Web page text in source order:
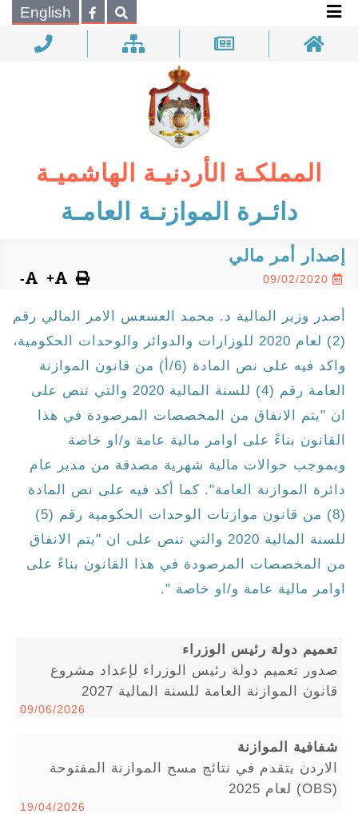
بحـث English
المملكـة الأردنيـة الهاشميـة
دائـرة الموازنـة العامـة
إصدار أمر مالي
09/02/2020
+
-
أصدر وزير المالية د. محمد العسعس الامر المالي رقم
(2) لعام 2020 للوزارات والدوائر والوحدات الحكومية،
واكد فيه على نص المادة (6/أ) من قانون الموازنة
العامة رقم (4) للسنة المالية 2020 والتي تنص على
ان "يتم الانفاق من المخصصات المرصودة في هذا
القانون بناءً على اوامر مالية عامة و/او خاصة
وبموجب حوالات مالية شهرية مصدقة من مدير عام
دائرة الموازنة العامة". كما أكد فيه على نص المادة
(8) من قانون موازنات الوحدات الحكومية رقم (5)
للسنة المالية 2020 والتي تنص على ان "يتم الانفاق
من المخصصات المرصودة في هذا القانون بناءً على
اوامر مالية عامة و/او خاصة ".
تعميم دولة رئيس الوزراء
صدور تعميم دولة رئيس الوزراء لإعداد مشروع
قانون الموازنة العامة للسنة المالية 2027
09/06/2026
شفافية الموازنة
الاردن يتقدم في نتائج مسح الموازنة المفتوحة
(OBS) لعام 2025
19/04/2026